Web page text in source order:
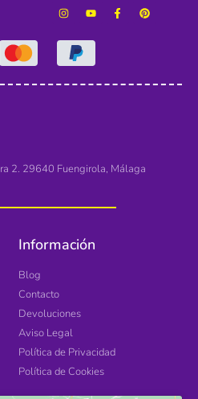
2. 29640 Fuengirola, Málaga
Información
Blog
Contacto
Devoluciones
Aviso Legal
Política de Privacidad
Política de Cookies